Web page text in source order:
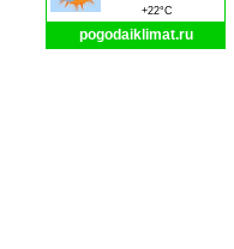
+22°C
pogodaiklimat.ru